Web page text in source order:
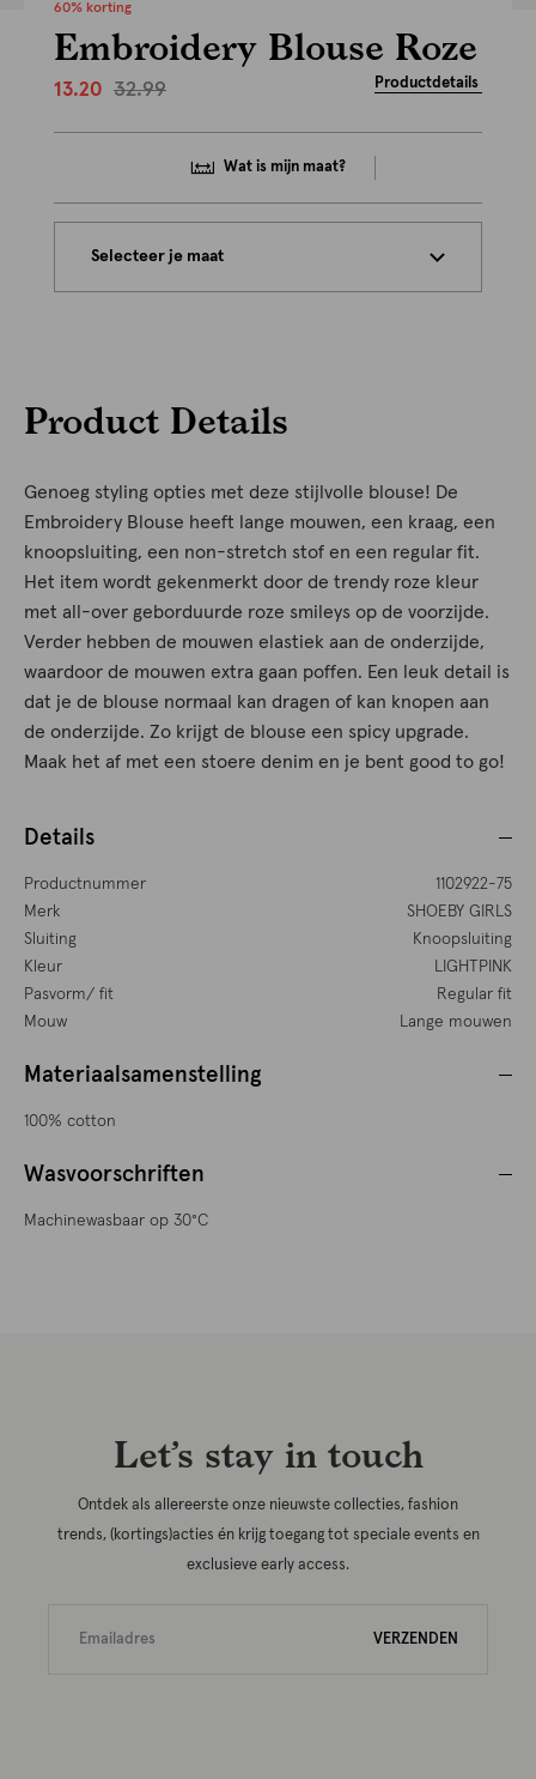
60% korting
Embroidery Blouse Roze
13.20 32.99 Productdetails
Wat is mijn maat?
Selecteer je maat
Product Details
Genoeg styling opties met deze stijlvolle blouse! De
Embroidery Blouse heeft lange mouwen, een kraag, een
knoopsluiting, een non-stretch stof en een regular fit.
Het item wordt gekenmerkt door de trendy roze kleur
met all-over geborduurde roze smileys op de voorzijde.
Verder hebben de mouwen elastiek aan de onderzijde,
waardoor de mouwen extra gaan poffen. Een leuk detail is
dat je de blouse normaal kan dragen of kan knopen aan
de onderzijde. Zo krijgt de blouse een spicy upgrade.
Maak het af met een stoere denim en je bent good to go!
Details
Productnummer
1102922-75
Merk
SHOEBY GIRLS
Sluiting
Knoopsluiting
Kleur
LIGHTPINK
Pasvorm/ fit
Regular fit
Mouw
Lange mouwen
Materiaalsamenstelling
100% cotton
Wasvoorschriften
Machinewasbaar op 30°C
Let’s stay in touch
Ontdek als allereerste onze nieuwste collecties, fashion
trends, (kortings)acties én krijg toegang tot speciale events en
exclusieve early access.
VERZENDEN